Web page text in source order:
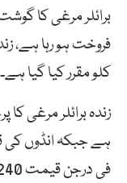
کلو مقرر کیا گیا ہے۔
ہے جبکہ انڈوں
فی درجن قیمت 240 روپے ہو گئی ہے۔